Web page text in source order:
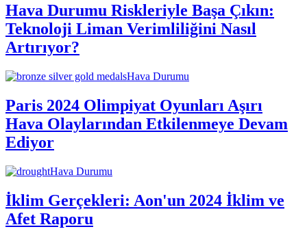
Hava Durumu Riskleriyle Başa Çıkın:
Teknoloji Liman Verimliliğini Nasıl
Artırıyor?
Hava Durumu
Paris 2024 Olimpiyat Oyunları Aşırı
Hava Olaylarından Etkilenmeye Devam
Ediyor
Hava Durumu
İklim Gerçekleri: Aon'un 2024 İklim ve
Afet Raporu